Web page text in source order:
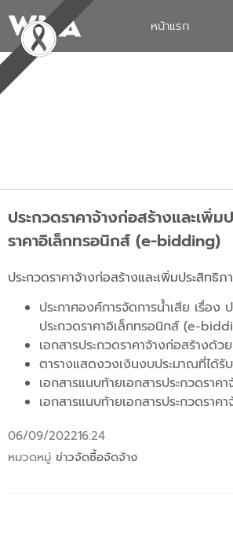
หน้าแรก
ประกวดราคาจ้างก่อสร้างและเพิ่
ราคาอิเล็กทรอนิกส์ (e-bidding)
ประกวดราคาจ้างก่อสร้างและเพิ่มประสิท
ประกาศองค์การจัดการน้ำเสีย เรื่อง
ประกวดราคาอิเล็กทรอนิกส์ (e-
เอกสารประกวดราคาจ้างก่อสร้างด้
ตารางแสดงวงเงินงบประมาณที่ได้รั
เอกสารแนบท้ายเอกสารประกวดราค
เอกสารแนบท้ายเอกสารประกวดรา
06/09/202216:24
หมวดหมู่ ข่าวจัดซื้อจัดจ้าง